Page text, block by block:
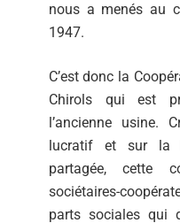
nous a menés au
1947.
C’est donc la
Chirols qui est
l’ancienne usine.
lucratif et sur la
partagée, cette
sociétaires-
parts sociales qui